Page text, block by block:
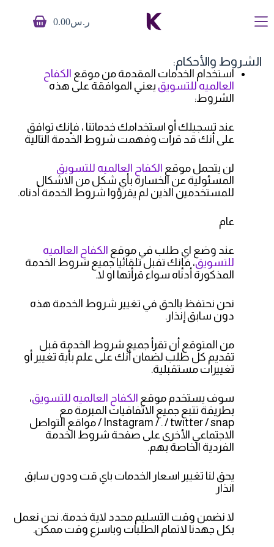
ر.س0.00
الشروط والأحكام:
استخدام الخدمات المقدمة من موقع الكفاح
العالميه للتسويق يعني الموافقة على هذه
الشروط:
عند تسجيلك أو استخدامك خدماتنا ، فإنك توافق
على أنك قد قرأت وفهمت شروط الخدمة التالية
لن يتحمل موقع الكفاح العالميه للتسويق
المسئولية عن الخسارة بأي شكل من الاشكال
للمستخدمين الذين لم يقرؤوا شروط الخدمة أدناه.
عام
عند وضع اي طلب في موقع الكفاح العالميه
للتسويق، فإنك تقبل تلقائيا جميع شروط الخدمة
المذكورة أدناه سواء قرأتها او لا.
نحن نحتفظ بالحق في تغيير شروط الخدمة هذه
دون سابق إنذار.
من المتوقع أن تقرأ جميع شروط الخدمة قبل
تقديم كل طلب لضمان أنك على علم بأية تغيير أو
تغييرات مستقبلية.
سوف يستخدم موقع الكفاح العالميه للتسويق،
بطريقة تتبع جميع الاتفاقيات المبرمة مع
Instagram / . / twitter / snap / مواقع التواصل
الاجتماعي الأخرى على صفحة شروط الخدمة
الفردية الخاصة بهم.
يحق لنا تغيير اسعار الخدمات باي قت ودون سابق
انذار
لا نضمن وقت التسليم محدد لاية خدمة. نحن نعمل
بكل جهدنا لاتمام الطلبات وباسرع وقت ممكن.